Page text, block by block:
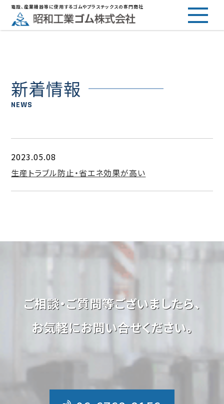
電設、産業機器等に使用するゴムやプラスチックスの専門商社
新着情報
NEWS
2023.05.08
生産トラブル防止・省エネ効果が高い
ご相談・ご質問等ございましたら、
お気軽にお問い合せください。